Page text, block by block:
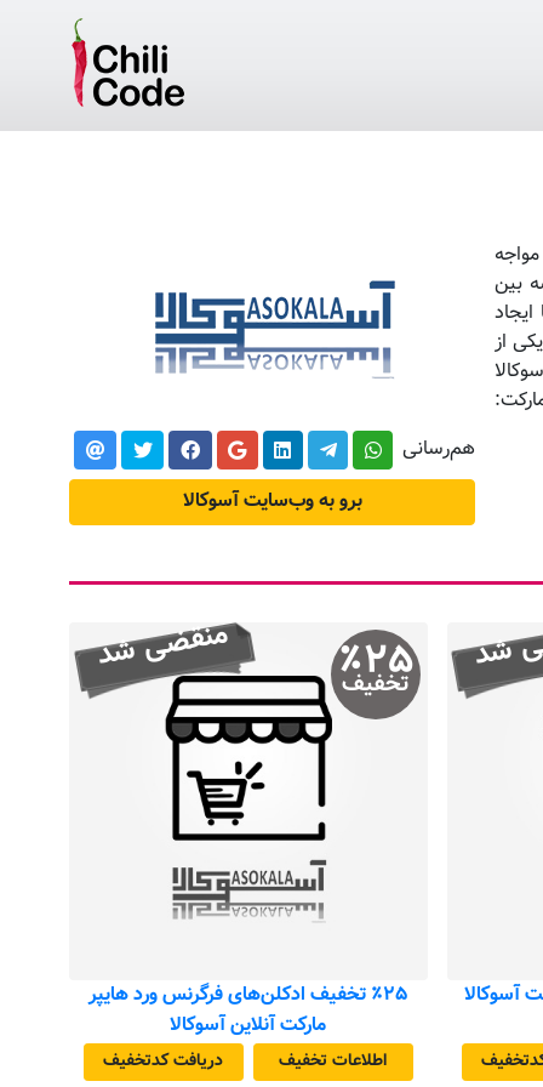
هم‌رسانی
برو به وب‌سایت آسوکالا
بین
از
شد منقضی شد ۲۵٪
تخفیف
٪۲۵ تخفیف ادکلن‌های فرگرنس ورد هایپر
مارکت آنلاین آسوکالا
اطلاعات تخفیف دریافت کد‌تخفیف